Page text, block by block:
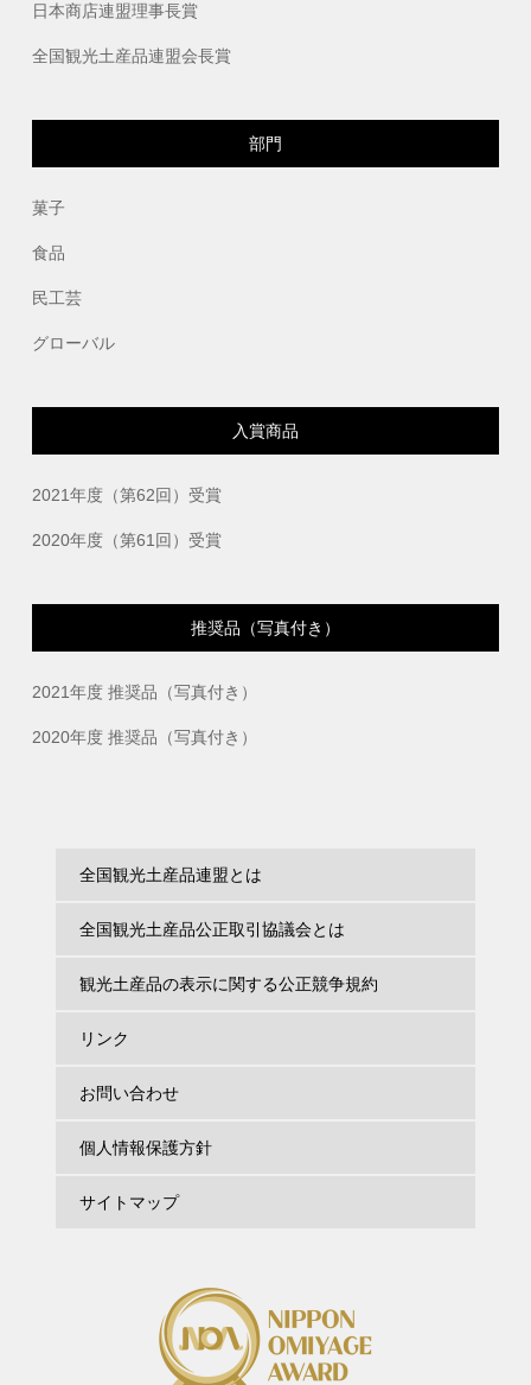
日本商店連盟理事長賞
全国観光土産品連盟会長賞
部門
菓子
食品
民工芸
グローバル
入賞商品
2021年度（第62回）受賞
2020年度（第61回）受賞
推奨品（写真付き）
2021年度 推奨品（写真付き）
2020年度 推奨品（写真付き）
全国観光土産品連盟とは
全国観光土産品公正取引協議会とは
観光土産品の表示に関する公正競争規約
リンク
お問い合わせ
個人情報保護方針
サイトマップ